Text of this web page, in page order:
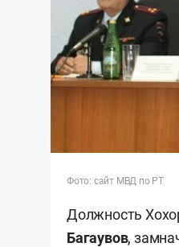
Фото: сайт МВД по РТ
Должность
Багаувов,